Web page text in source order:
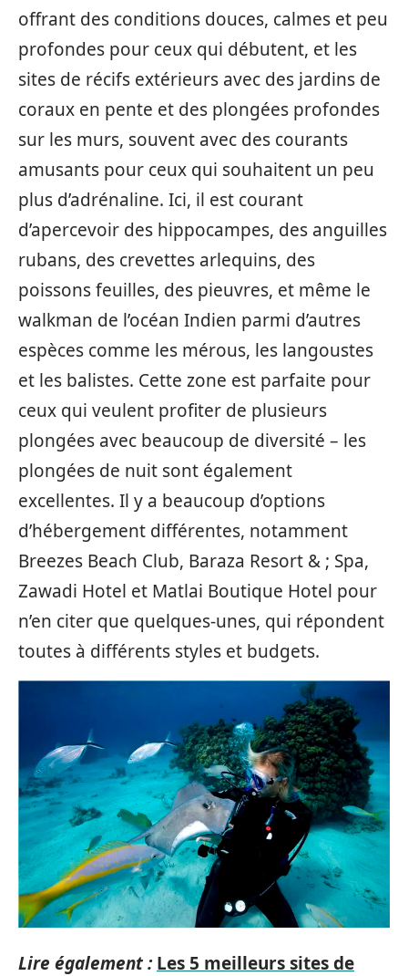
offrant des conditions douces, calmes et peu
profondes pour ceux qui débutent, et les
sites de récifs extérieurs avec des jardins de
coraux en pente et des plongées profondes
sur les murs, souvent avec des courants
amusants pour ceux qui souhaitent un peu
plus d’adrénaline. Ici, il est courant
d’apercevoir des hippocampes, des anguilles
rubans, des crevettes arlequins, des
poissons feuilles, des pieuvres, et même le
walkman de l’océan Indien parmi d’autres
espèces comme les mérous, les langoustes
et les balistes. Cette zone est parfaite pour
ceux qui veulent profiter de plusieurs
plongées avec beaucoup de diversité – les
plongées de nuit sont également
excellentes. Il y a beaucoup d’options
d’hébergement différentes, notamment
Breezes Beach Club, Baraza Resort & ; Spa,
Zawadi Hotel et Matlai Boutique Hotel pour
n’en citer que quelques-unes, qui répondent
toutes à différents styles et budgets.
Lire également : Les 5 meilleurs sites de